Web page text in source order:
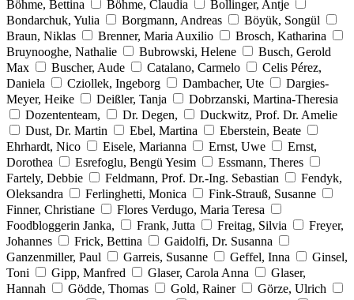
Böhme, Bettina
Böhme, Claudia
Bollinger, Antje
Bondarchuk, Yulia
Borgmann, Andreas
Böyük, Songül
Braun, Niklas
Brenner, Maria Auxilio
Brosch, Katharina
Bruynooghe, Nathalie
Bubrowski, Helene
Busch, Gerold
Max
Buscher, Aude Catalano, Carmelo
Celis Pérez,
Daniela
Cziollek, Ingeborg Dambacher, Ute
Dargies-
Meyer, Heike
Deißler, Tanja
Dobrzanski, Martina-Theresia
Dozententeam,
Dr. Degen,
Duckwitz, Prof. Dr. Amelie
Dust, Dr. Martin
Ebel, Martina
Eberstein, Beate
Ehrhardt, Nico
Eisele, Marianna Ernst, Uwe
Ernst,
Dorothea
Esrefoglu, Bengü Yesim
Essmann, Theres
Fartely, Debbie
Feldmann, Prof. Dr.-Ing. Sebastian
Fendyk,
Oleksandra
Ferlinghetti, Monica
Fink-Strauß, Susanne
Finner, Christiane
Flores Verdugo, Maria Teresa
Foodbloggerin Janka,
Frank, Jutta Freitag, Silvia
Freyer,
Johannes
Frick, Bettina
Gaidolfi, Dr. Susanna
Ganzenmiller, Paul
Garreis, Susanne Geffel, Inna
Ginsel,
Toni
Gipp, Manfred Glaser, Carola Anna
Glaser,
Hannah
Gödde, Thomas Gold, Rainer
Görze, Ulrich